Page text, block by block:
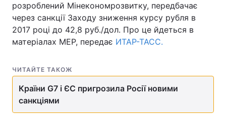
розроблений Мінекономрозвитку, передбачає
через санкції Заходу зниження курсу рубля в
2017 році до 42,8 руб./дол. Про це йдеться в
матеріалах МЕР, передає ИТАР-ТАСС.
ЧИТАЙТЕ ТАКОЖ
Країни G7 і ЄС пригрозила Росії новими
санкціями